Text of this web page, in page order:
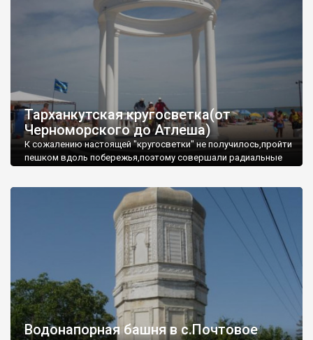
Тарханкутская кругосветка(от
Черноморского до Атлеша)
К сожалению настоящей "кругосветки" не получилось,пройти
пешком вдоль побережья,поэтому совершали радиальные
Водонапорная башня в с.Почтовое